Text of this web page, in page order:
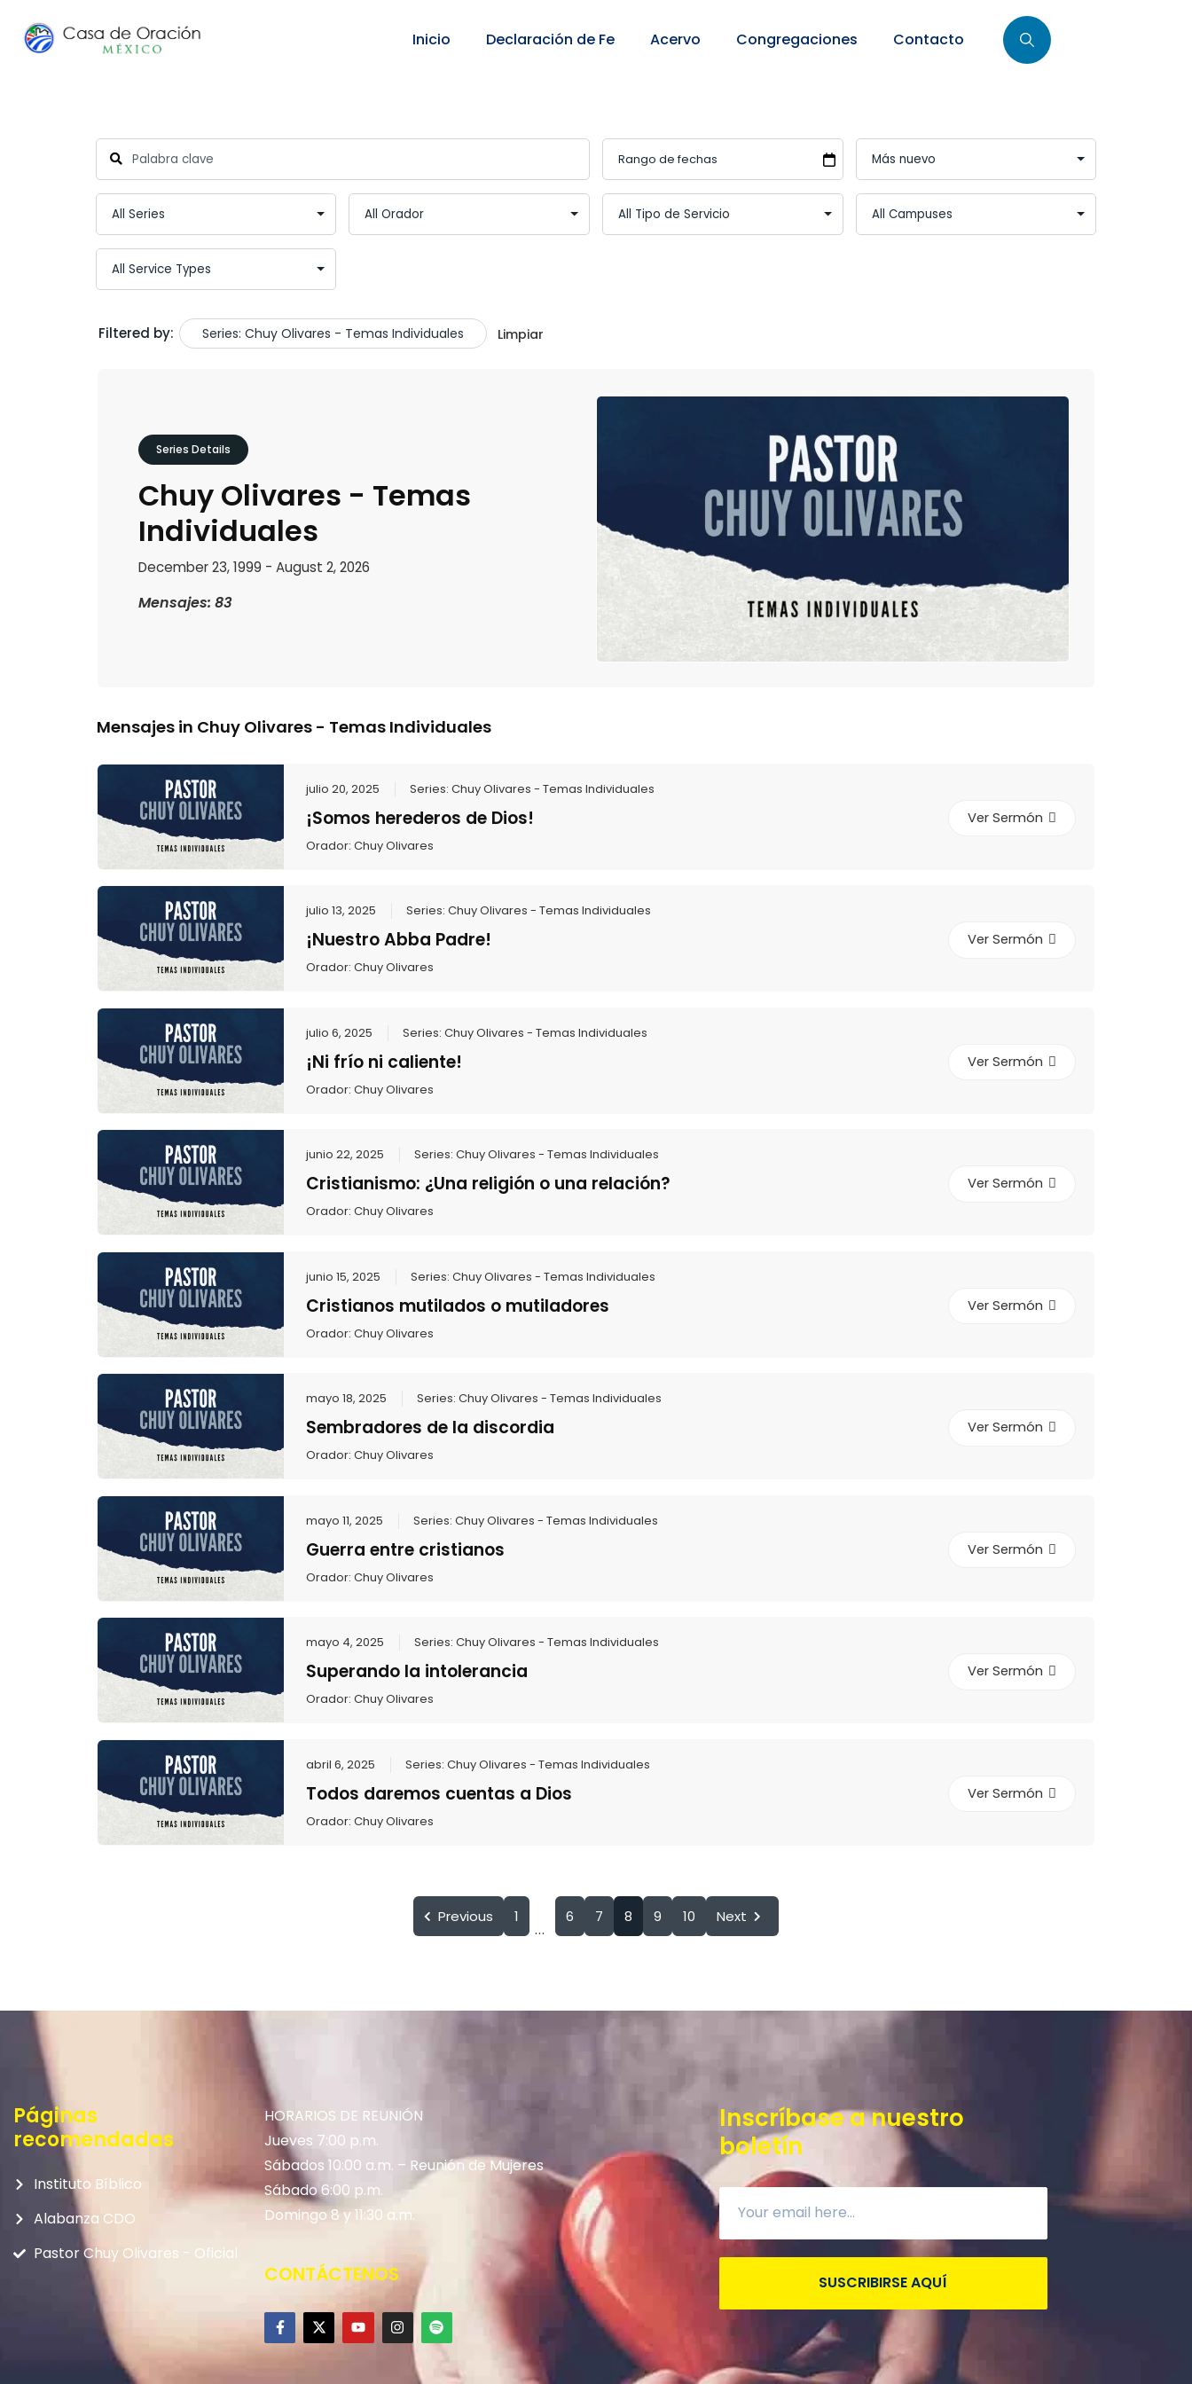
Inicio Declaración de Fe Acervo Congregaciones Contacto
Filtered by: Series: Chuy Olivares - Temas Individuales Limpiar
Series Details
Chuy Olivares - Temas
Individuales
December 23, 1999 - August 2, 2026
Mensajes: 83
Mensajes in Chuy Olivares - Temas Individuales
julio 20, 2025 Series: Chuy Olivares - Temas Individuales
¡Somos herederos de Dios!
Orador: Chuy Olivares
Ver Sermón
julio 13, 2025 Series: Chuy Olivares - Temas Individuales
¡Nuestro Abba Padre!
Orador: Chuy Olivares
Ver Sermón
julio 6, 2025 Series: Chuy Olivares - Temas Individuales
¡Ni frío ni caliente!
Orador: Chuy Olivares
Ver Sermón
junio 22, 2025 Series: Chuy Olivares - Temas Individuales
Cristianismo: ¿Una religión o una relación?
Orador: Chuy Olivares
Ver Sermón
junio 15, 2025 Series: Chuy Olivares - Temas Individuales
Cristianos mutilados o mutiladores
Orador: Chuy Olivares
Ver Sermón
mayo 18, 2025 Series: Chuy Olivares - Temas Individuales
Sembradores de la discordia
Orador: Chuy Olivares
Ver Sermón
mayo 11, 2025 Series: Chuy Olivares - Temas Individuales
Guerra entre cristianos
Orador: Chuy Olivares
Ver Sermón
mayo 4, 2025 Series: Chuy Olivares - Temas Individuales
Superando la intolerancia
Orador: Chuy Olivares
Ver Sermón
abril 6, 2025 Series: Chuy Olivares - Temas Individuales
Todos daremos cuentas a Dios
Orador: Chuy Olivares
Ver Sermón
Previous 1
...
6 7 8 9 10 Next
Páginas
recomendadas
Instituto Bíblico
Alabanza CDO
Pastor Chuy Olivares - Oficial
HORARIOS DE REUNIÓN
Jueves 7:00 p.m.
Sábados 10:00 a.m. – Reunión de Mujeres
Sábado 6:00 p.m.
Domingo 8 y 11:30 a.m.
CONTÁCTENOS
Inscríbase a nuestro
boletín
SUSCRIBIRSE AQUÍ